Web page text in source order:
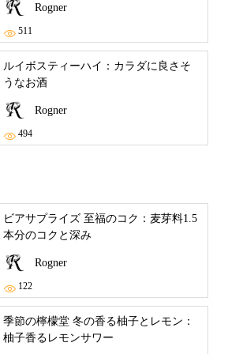
Rogner
511
ルイボスティーハイ：カラダに良さそ
うなお酒
Rogner
494
ビアサプライズ 至福のコク：麦芽料1.5
本分のコクと深み
Rogner
122
季節の檸檬堂 冬の香る柚子とレモン：
柚子香るレモンサワー